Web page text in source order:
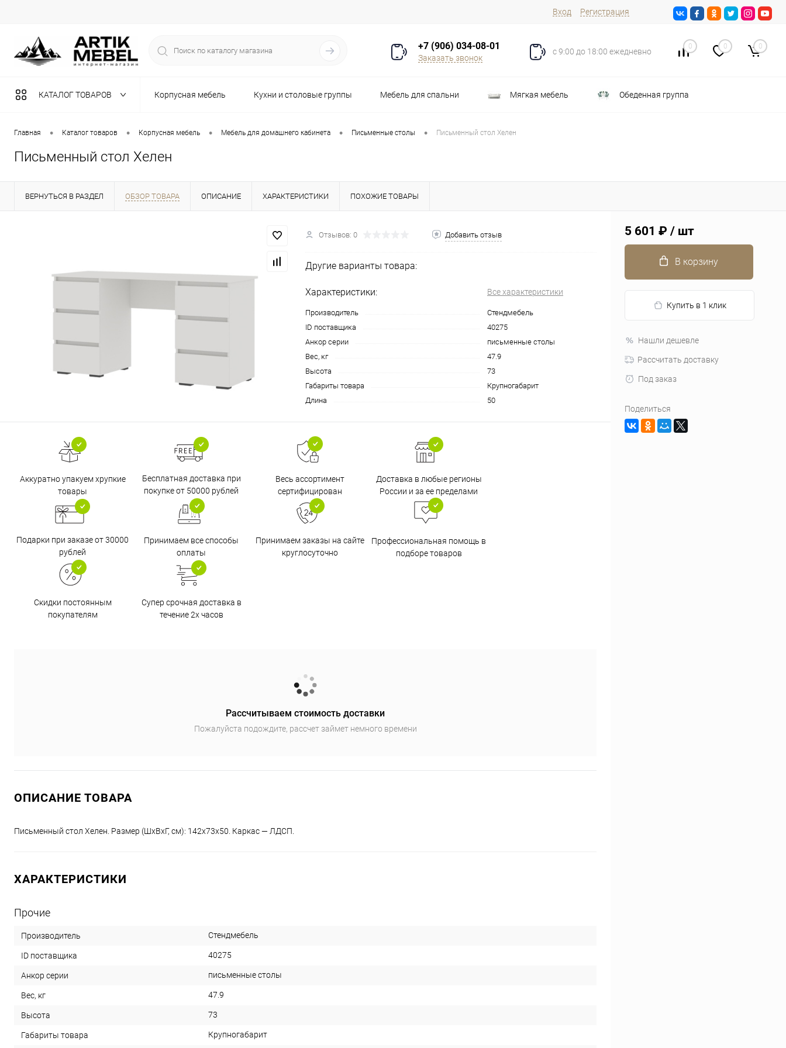
Вход Регистрация
+7 (906) 034-08-01
Заказать звонок
с 9:00 до 18:00 ежедневно
0 0 0
КАТАЛОГ ТОВАРОВ Корпусная мебель Кухни и столовые группы Мебель для спальни Мягкая мебель Обеденная группа
Разная мебель Распродажа Стулья Шкафы
Главная • Каталог товаров • Корпусная мебель • Мебель для домашнего кабинета • Письменные столы • Письменный стол Хелен
Письменный стол Хелен
ВЕРНУТЬСЯ В РАЗДЕЛ ОБЗОР ТОВАРА ОПИСАНИЕ ХАРАКТЕРИСТИКИ ПОХОЖИЕ ТОВАРЫ
Отзывов: 0 Добавить отзыв
Другие варианты товара:
Характеристики: Все характеристики
Производитель
Стендмебель
ID поставщика
40275
Анкор серии
письменные столы
Вес, кг
47.9
Высота
73
Габариты товара
Крупногабарит
Длина
50
Аккуратно упакуем хрупкие
товары
Бесплатная доставка при
покупке от 50000 рублей
Весь ассортимент
сертифицирован
Доставка в любые регионы
России и за ее пределами
Подарки при заказе от 30000
рублей
Принимаем все способы
оплаты
Принимаем заказы на сайте
круглосуточно
Профессиональная помощь в
подборе товаров
Скидки постоянным
покупателям
Супер срочная доставка в
течение 2х часов
Рассчитываем стоимость доставки
Пожалуйста подождите, рассчет займет немного времени
ОПИСАНИЕ ТОВАРА
Письменный стол Хелен. Размер (ШхВхГ, см): 142х73х50. Каркас — ЛДСП.
ХАРАКТЕРИСТИКИ
Прочие
Производитель Стендмебель
ID поставщика 40275
Анкор серии письменные столы
Вес, кг 47.9
Высота 73
Габариты товара Крупногабарит
5 601 ₽ / шт
В корзину
Купить в 1 клик
Нашли дешевле
Рассчитать доставку
Под заказ
Поделиться